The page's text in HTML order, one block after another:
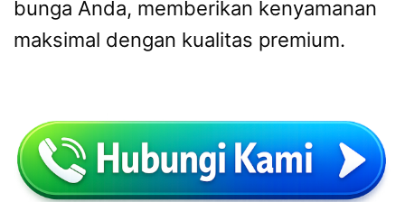
bunga Anda, memberikan kenyamanan
maksimal dengan kualitas premium.